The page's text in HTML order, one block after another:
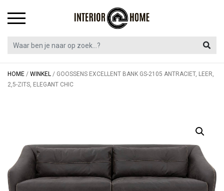
HOME / WINKEL / GOOSSENS EXCELLENT BANK GS-2105 ANTRACIET, LEER,
2,5-ZITS, ELEGANT CHIC